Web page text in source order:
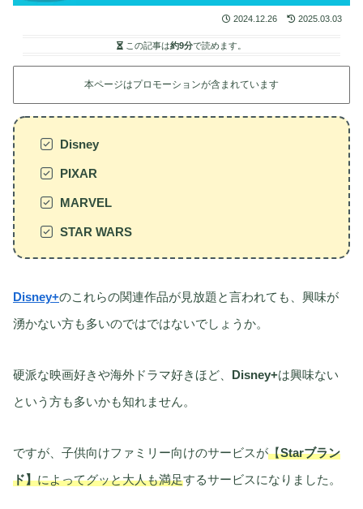
2024.12.26 2025.03.03
この記事は約9分で読めます。
本ページはプロモーションが含まれています
Disney
PIXAR
MARVEL
STAR WARS
Disney+のこれらの関連作品が見放題と言われても、興味が
湧かない方も多いのではではないでしょうか。
硬派な映画好きや海外ドラマ好きほど、 Disney+は興味ない
という方も多いかも知れません。
ですが、子供向けファミリー向けのサービスが【Starブラン
ド】によってグッと大人も満足するサービスになりました。